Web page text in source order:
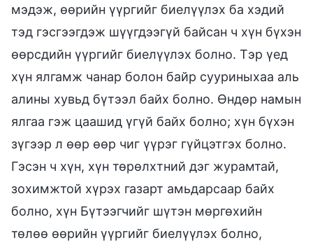
мэдэж, өөрийн үүргийг биелүүлэх ба хэдий
тэд гэсгээгдэж шүүгдээгүй байсан ч хүн бүхэн
өөрсдийн үүргийг биелүүлэх болно. Тэр үед
хүн ялгамж чанар болон байр сууриныхаа аль
алины хувьд бүтээл байх болно. Өндөр намын
ялгаа гэж цаашид үгүй байх болно; хүн бүхэн
зүгээр л өөр өөр чиг үүрэг гүйцэтгэх болно.
Гэсэн ч хүн, хүн төрөлхтний дэг журамтай,
зохимжтой хүрэх газарт амьдарсаар байх
болно, хүн Бүтээгчийг шүтэн мөргөхийн
төлөө өөрийн үүргийг биелүүлэх болно,